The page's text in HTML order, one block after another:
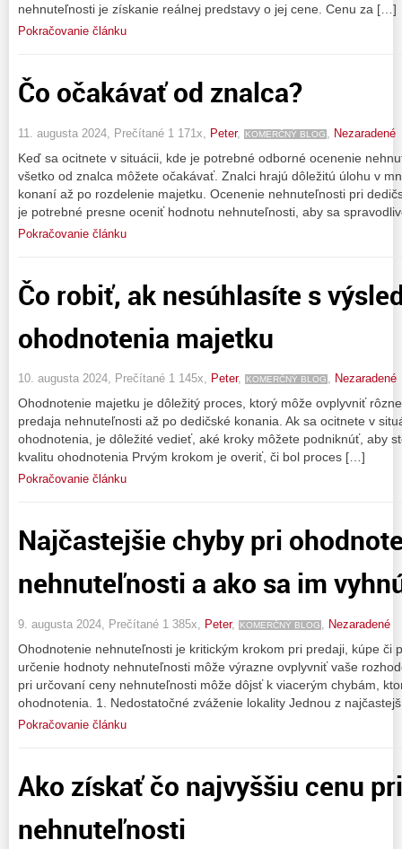
nehnuteľnosti je získanie reálnej predstavy o jej cene. Cenu za […]
Pokračovanie článku
Čo očakávať od znalca?
11. augusta 2024, Prečítané 1 171x, Peter, KOMERČNÝ BLOG Nezaradené
Keď sa ocitnete v situácii, kde je potrebné odborné ocenenie
všetko od znalca môžete očakávať. Znalci hrajú dôležitú úlohu v
konaní až po rozdelenie majetku. Ocenenie nehnuteľnosti pri
je potrebné presne oceniť hodnotu nehnuteľnosti, aby sa
Pokračovanie článku
Čo robiť, ak nesúhlasíte s
ohodnotenia majetku
10. augusta 2024, Prečítané 1 145x, Peter, KOMERČNÝ BLOG , Nezaradené
Ohodnotenie majetku je dôležitý proces, ktorý môže ovplyvniť
predaja nehnuteľnosti až po dedičské konania. Ak sa ocitnete v
ohodnotenia, je dôležité vedieť, aké kroky môžete podniknúť, aby
kvalitu ohodnotenia Prvým krokom je overiť, či bol proces […]
Pokračovanie článku
Najčastejšie chyby pri
nehnuteľnosti a ako sa im
9. augusta 2024, Prečítané 1 385x, Peter, KOMERČNÝ BLOG Nezaradené
Ohodnotenie nehnuteľnosti je kritickým krokom pri predaji, kúpe či
určenie hodnoty nehnuteľnosti môže výrazne ovplyvniť vaše
pri určovaní ceny nehnuteľnosti môže dôjsť k viacerým chybám,
ohodnotenia. 1. Nedostatočné zváženie lokality Jednou z
Pokračovanie článku
Ako získať čo najvyššiu cenu
nehnuteľnosti